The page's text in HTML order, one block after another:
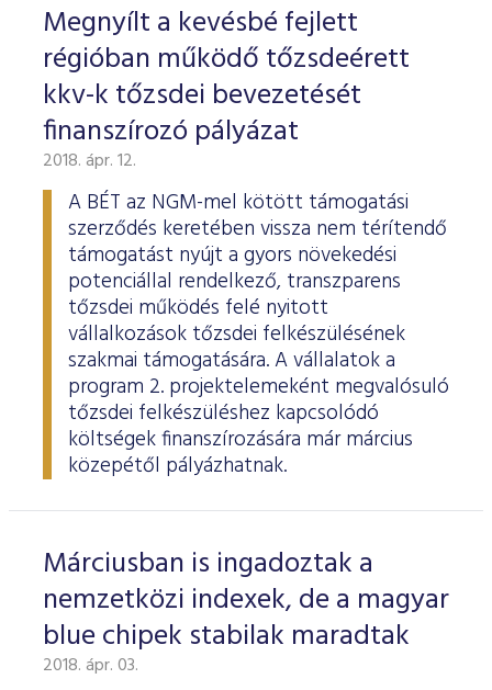
Megnyílt a kevésbé fejlett
régióban működő tőzsdeérett
kkv-k tőzsdei bevezetését
finanszírozó pályázat
2018. ápr. 12.
A BÉT az NGM-mel kötött támogatási
szerződés keretében vissza nem térítendő
támogatást nyújt a gyors növekedési
potenciállal rendelkező, transzparens
tőzsdei működés felé nyitott
vállalkozások tőzsdei felkészülésének
szakmai támogatására. A vállalatok a
program 2. projektelemeként megvalósuló
tőzsdei felkészüléshez kapcsolódó
költségek finanszírozására már március
közepétől pályázhatnak.
Márciusban is ingadoztak a
nemzetközi indexek, de a magyar
blue chipek stabilak maradtak
2018. ápr. 03.